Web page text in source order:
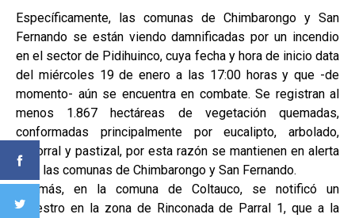
Específicamente, las comunas de Chimbarongo y San
Fernando se están viendo damnificadas por un incendio
en el sector de Pidihuinco, cuya fecha y hora de inicio data
del miércoles 19 de enero a las 17:00 horas y que -de
momento- aún se encuentra en combate. Se registran al
menos 1.867 hectáreas de vegetación quemadas,
conformadas principalmente por eucalipto, arbolado,
matorral y pastizal, por esta razón se mantienen en alerta
Roja las comunas de Chimbarongo y San Fernando.
Además, en la comuna de Coltauco, se notificó un
siniestro en la zona de Rinconada de Parral 1, que a la